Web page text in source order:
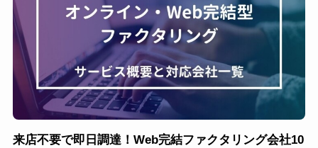
来店不要で即日調達！Web完結ファクタリング会社10